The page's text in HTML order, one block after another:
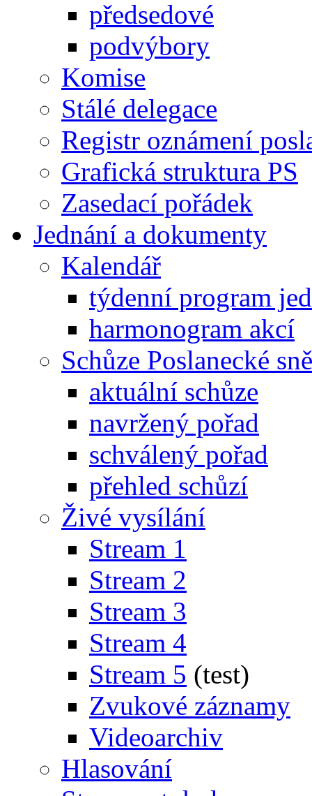
předsedové
podvýbory
Komise
Stálé delegace
Registr oznámení
Grafická struktura PS
Zasedací pořádek
Jednání a dokumenty
Kalendář
týdenní program
harmonogram akcí
Schůze Poslanecké
aktuální schůze
navržený pořad
schválený pořad
přehled schůzí
Živé vysílání
Stream 1
Stream 2
Stream 3
Stream 4
Stream 5 (test)
Zvukové záznamy
Videoarchiv
Hlasování